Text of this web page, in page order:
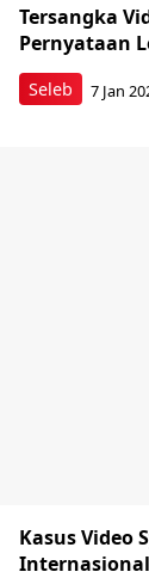
Seleb
Tersangka
Pernyataan
7 Jan
Kasus Video
Internasional